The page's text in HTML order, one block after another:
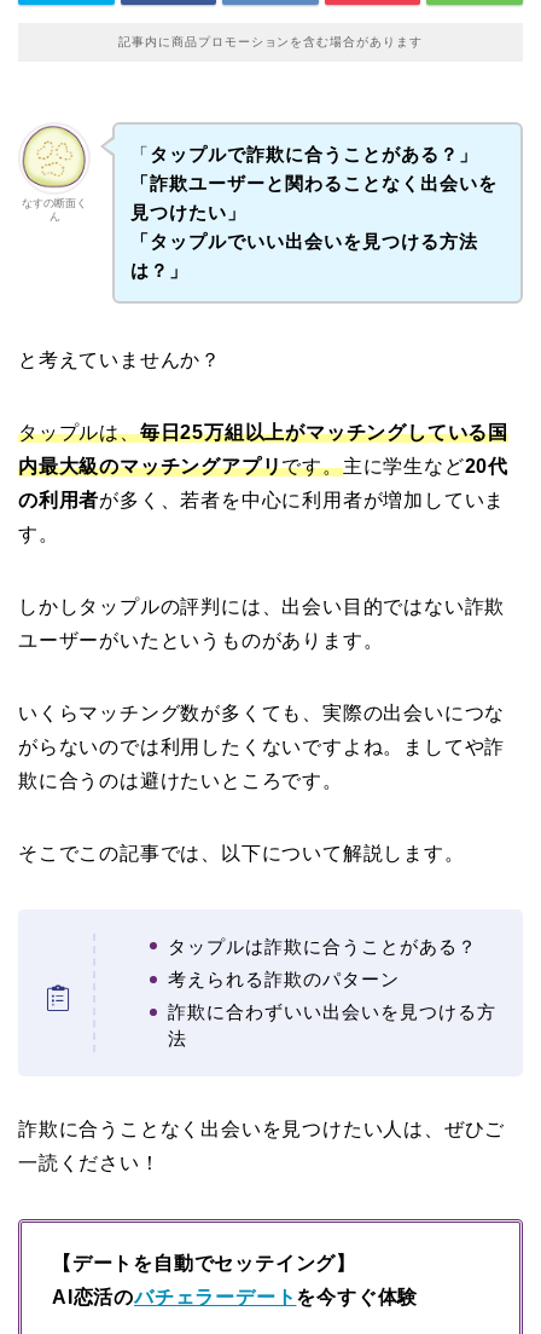
記事内に商品プロモーションを含む場合があります
なすの断面く
ん
「タップルで詐欺に合うことがある？」
「詐欺ユーザーと関わることなく出会いを
見つけたい」
「タップルでいい出会いを見つける方法
は？」
と考えていませんか？
タップルは、毎日25万組以上がマッチングしている国
内最大級のマッチングアプリです。主に学生など20代
の利用者が多く、若者を中心に利用者が増加していま
す。
しかしタップルの評判には、出会い目的ではない詐欺
ユーザーがいたというものがあります。
いくらマッチング数が多くても、実際の出会いにつな
がらないのでは利用したくないですよね。ましてや詐
欺に合うのは避けたいところです。
そこでこの記事では、以下について解説します。
タップルは詐欺に合うことがある？
考えられる詐欺のパターン
詐欺に合わずいい出会いを見つける方
法
詐欺に合うことなく出会いを見つけたい人は、ぜひご
一読ください！
【デートを自動でセッテイング】
AI恋活のバチェラーデート を今すぐ体験